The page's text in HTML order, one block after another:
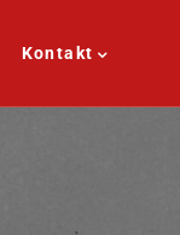
Kontakt